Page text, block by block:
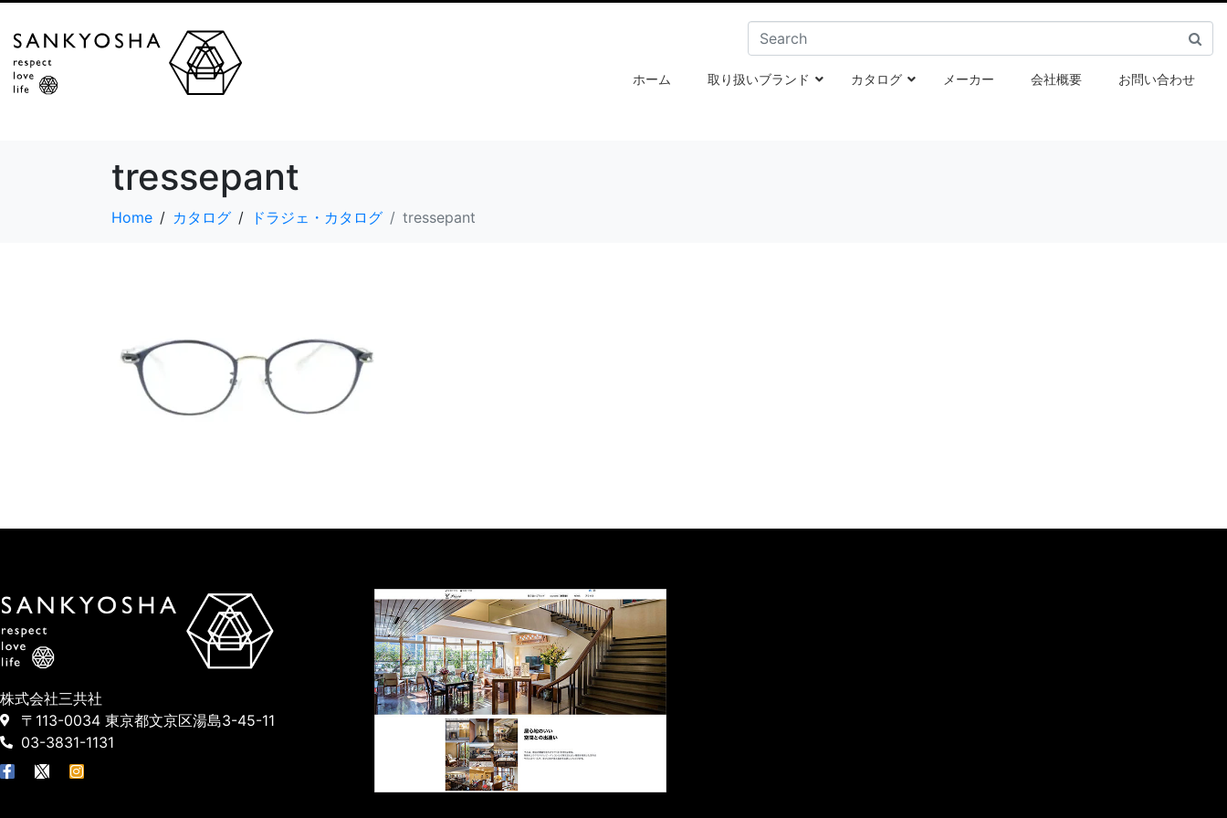
ホーム 取り扱いブランド カタログ メーカー 会社概要 お問い合わせ
tressepant
Home カタログ ドラジェ・カタログ tressepant
株式会社三共社
〒113-0034 東京都文京区湯島3-45-11
03-3831-1131